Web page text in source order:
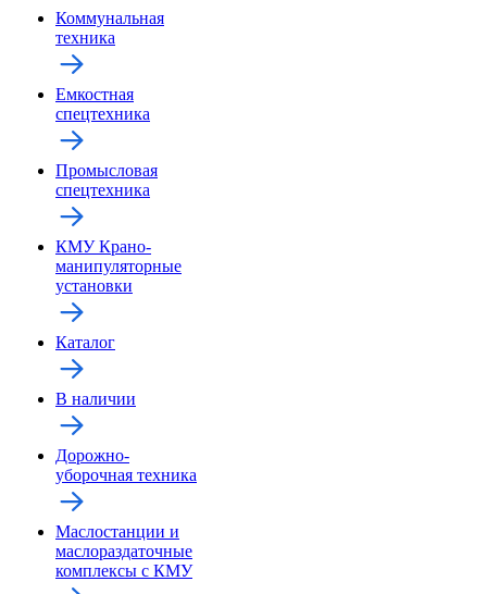
Коммунальная
техника
Емкостная
спецтехника
Промысловая
спецтехника
КМУ Крано-
манипуляторные
установки
Каталог
В наличии
Дорожно-
уборочная техника
Маслостанции и
маслораздаточные
комплексы с КМУ